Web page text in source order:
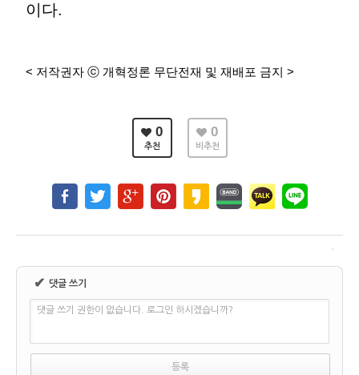
이다.
< 저작권자 ⓒ 개혁정론 무단전재 및 재배포 금지 >
0
추천
0
비추천
✔ 댓글 쓰기
댓글 쓰기 권한이 없습니다. 로그인 하시겠습니까?